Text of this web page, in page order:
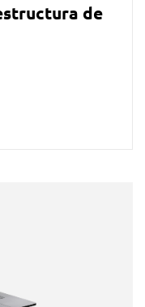
de